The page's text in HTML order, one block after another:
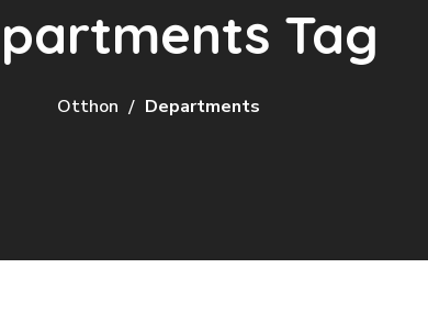
Tag
Otthon Departments